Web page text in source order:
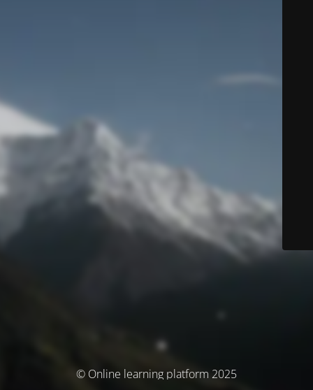
© Online learning platform 2025